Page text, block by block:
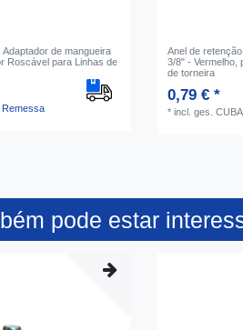
de mangueira
Roscável para Linhas de
Remessa
Anel de
3/8" - Vermelho,
de torneira
0,79 € *
*incl. ges. CUBA.
pode estar